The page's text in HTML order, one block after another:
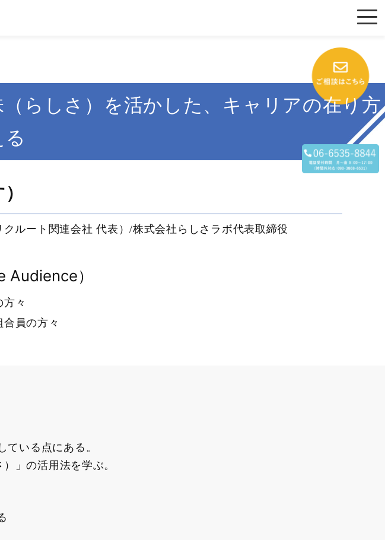
らしさ）を活かした、キャリアの在り方
ルート関連会社 代表）/株式会社らしさラボ代表取締役
）
々
員の方々
いる点にある。
」の活用法を学ぶ。